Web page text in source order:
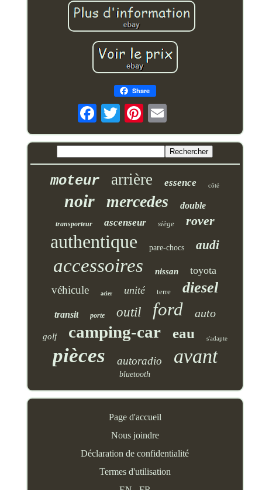
Share
moteur arrière essence côté
noir mercedes double
transporteur ascenseur siège rover
authentique pare-chocs audi
accessoires nissan toyota
véhicule acier unité terre diesel
transit porte outil ford auto
golf camping-car eau s'adapte
pièces autoradio avant
bluetooth
Page d'accueil
Nous joindre
Déclaration de confidentialité
Termes d'utilisation